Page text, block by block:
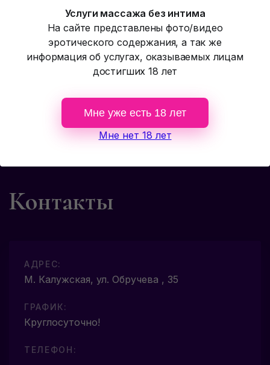
Контакты
АДРЕС:
М. Калужская, ул. Обручева , 35
ГРАФИК:
Круглосуточно!
ТЕЛЕФОН:
Услуги массажа без интима
На сайте представлены фото/видео
эротического содержания, а так же
информация об услугах, оказываемых лицам
достигших 18 лет
Мне уже есть 18 лет
Мне нет 18 лет